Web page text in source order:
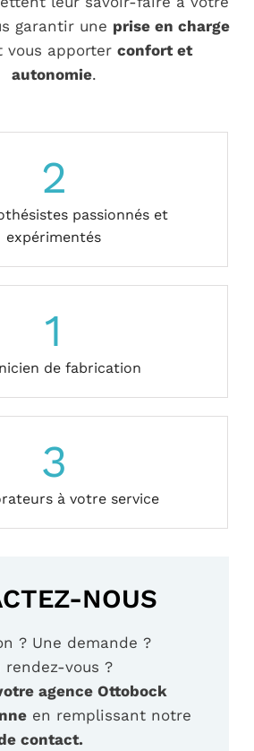
garantir une prise en charge
vous apporter confort et
autonomie.
2
passionnés et
expérimentés
1
de fabrication
3
à votre service
NOUS
? Une demande ?
rendez-vous ?
agence Ottobock
en remplissant notre
contact.